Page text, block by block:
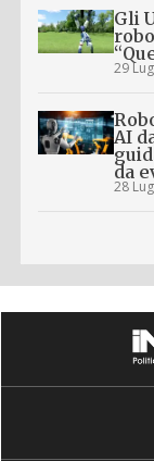
Gli
29
AI
da
28